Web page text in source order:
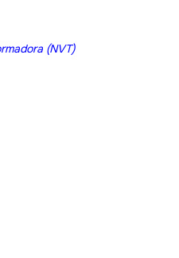
(NVT)